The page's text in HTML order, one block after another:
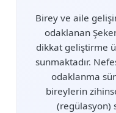
Birey ve aile
odaklanan
dikkat geliştirme
sunmaktadır.
odaklanma
bireylerin
(regülasyon)